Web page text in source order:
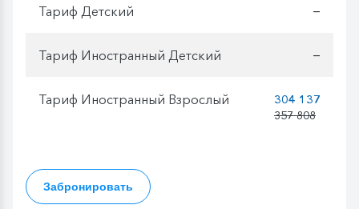
Тариф Детский —
Тариф Иностранный Детский —
Тариф Иностранный Взрослый
304 137
357 808
Забронировать